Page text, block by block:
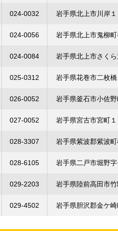
024-0032 岩手県北上市川岸
024-0056 岩手県北上市鬼柳町
024-0084 岩手県北上市さく
025-0312 岩手県花巻市二枚橋
026-0052 岩手県釜石市小佐
027-0052 岩手県宮古市宮町１
028-3307 岩手県紫波郡紫波町
028-6105 岩手県二戸市堀野字
029-2203 岩手県陸前高田市
029-4502 岩手県胆沢郡金ケ